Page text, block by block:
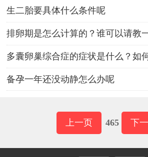
生二胎要具体什么条件呢
排卵期是怎么计算的？谁可以请教
多囊卵巢综合症的症状是什么？如
备孕一年还没动静怎么办呢
上一页 465 下